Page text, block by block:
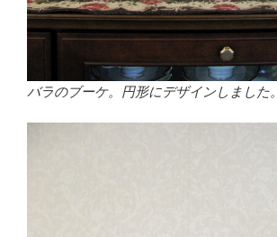
バラのブーケ。円形にデザインしました。